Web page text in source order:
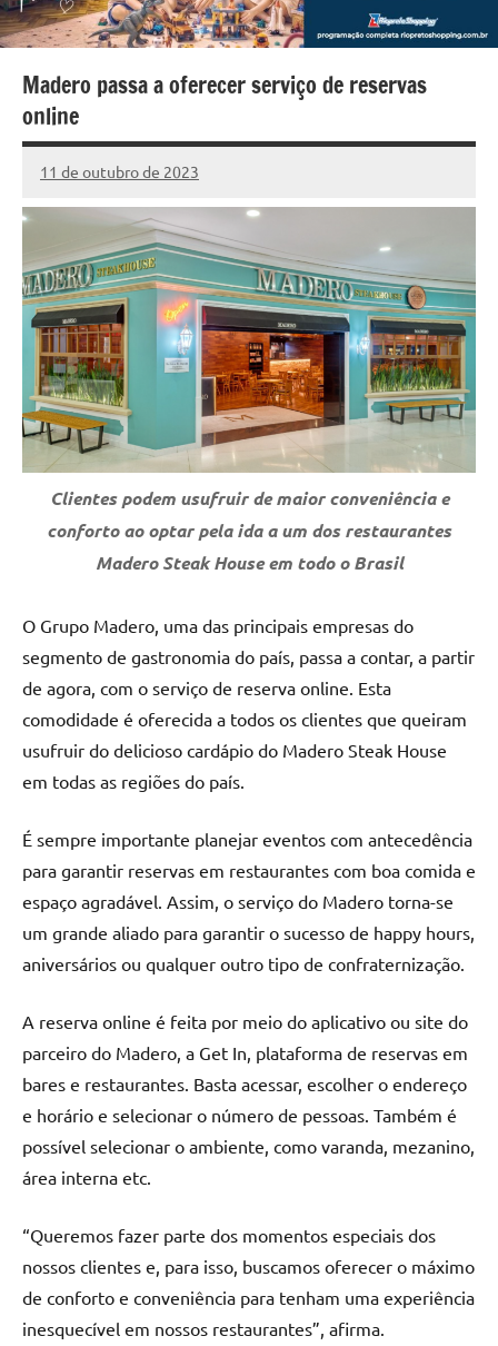
Madero passa a oferecer serviço de reservas
online
11 de outubro de 2023
Marcelo
Fachin
2
comentários
Clientes podem usufruir de maior conveniência e
conforto ao optar pela ida a um dos restaurantes
Madero Steak House em todo o Brasil
O Grupo Madero, uma das principais empresas do
segmento de gastronomia do país, passa a contar, a partir
de agora, com o serviço de reserva online. Esta
comodidade é oferecida a todos os clientes que queiram
usufruir do delicioso cardápio do Madero Steak House
em todas as regiões do país.
É sempre importante planejar eventos com antecedência
para garantir reservas em restaurantes com boa comida e
espaço agradável. Assim, o serviço do Madero torna-se
um grande aliado para garantir o sucesso de happy hours,
aniversários ou qualquer outro tipo de confraternização.
A reserva online é feita por meio do aplicativo ou site do
parceiro do Madero, a Get In, plataforma de reservas em
bares e restaurantes. Basta acessar, escolher o endereço
e horário e selecionar o número de pessoas. Também é
possível selecionar o ambiente, como varanda, mezanino,
área interna etc.
“Queremos fazer parte dos momentos especiais dos
nossos clientes e, para isso, buscamos oferecer o máximo
de conforto e conveniência para tenham uma experiência
inesquecível em nossos restaurantes”, afirma.